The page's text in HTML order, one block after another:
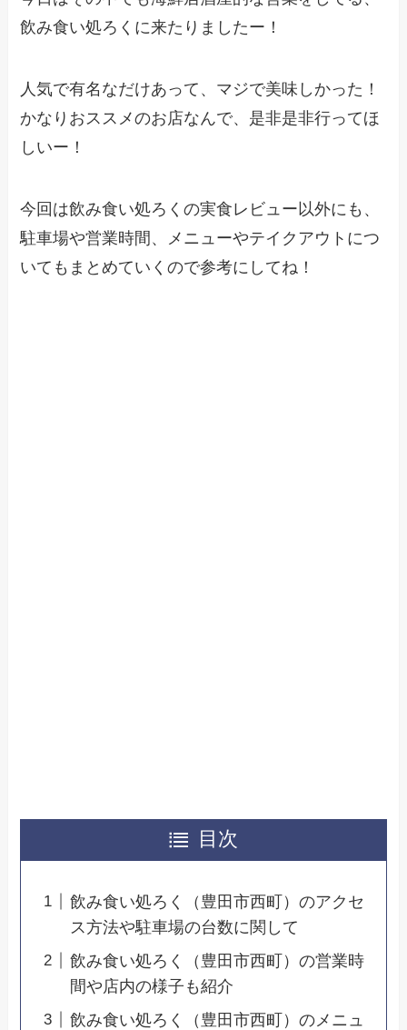
飲み食い処ろくに来たりましたー！
人気で有名なだけあって、マジで美味しかった！
かなりおススメのお店なんで、是非是非行ってほ
しいー！
今回は飲み食い処ろくの実食レビュー以外にも、
駐車場や営業時間、メニューやテイクアウトにつ
いてもまとめていくので参考にしてね！
目次
飲み食い処ろく（豊田市西町）のアクセ
ス方法や駐車場の台数に関して
飲み食い処ろく（豊田市西町）の営業時
間や店内の様子も紹介
飲み食い処ろく（豊田市西町）のメニュ